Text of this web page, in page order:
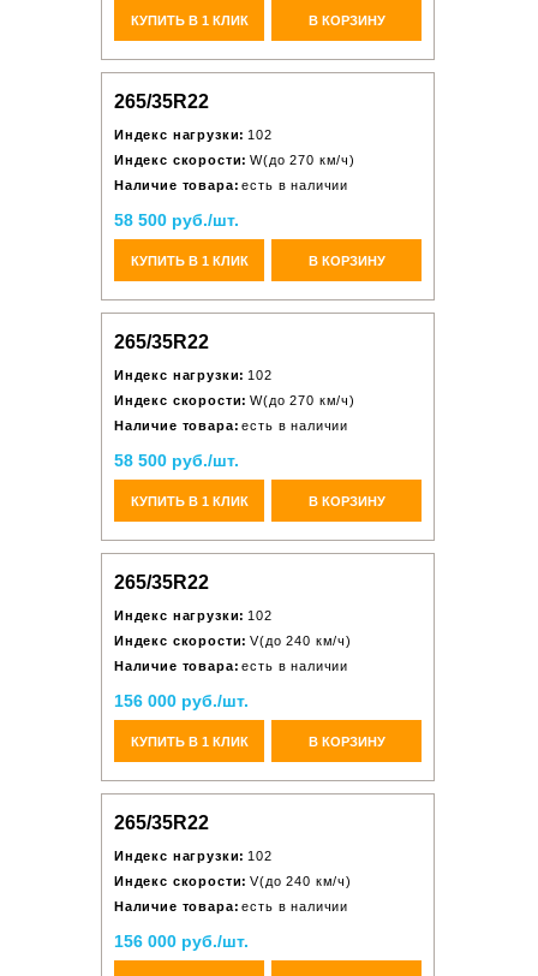
КУПИТЬ В 1 КЛИК В КОРЗИНУ
265/35R22
Индекс нагрузки: 102
Индекс скорости: W(до 270 км/ч)
Наличие товара: есть в наличии
58 500 руб./шт.
КУПИТЬ В 1 КЛИК В КОРЗИНУ
265/35R22
Индекс нагрузки: 102
Индекс скорости: W(до 270 км/ч)
Наличие товара: есть в наличии
58 500 руб./шт.
КУПИТЬ В 1 КЛИК В КОРЗИНУ
265/35R22
Индекс нагрузки: 102
Индекс скорости: V(до 240 км/ч)
Наличие товара: есть в наличии
156 000 руб./шт.
КУПИТЬ В 1 КЛИК В КОРЗИНУ
265/35R22
Индекс нагрузки: 102
Индекс скорости: V(до 240 км/ч)
Наличие товара: есть в наличии
156 000 руб./шт.